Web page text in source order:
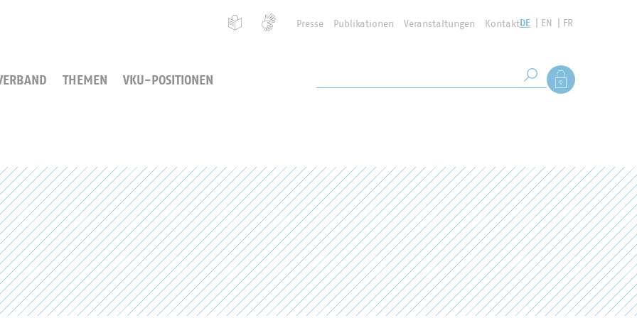
Presse Publikationen Veranstaltungen KontaktDE EN FR
THEMEN VKU-POSITIONEN Suche starten
Als Mitglied